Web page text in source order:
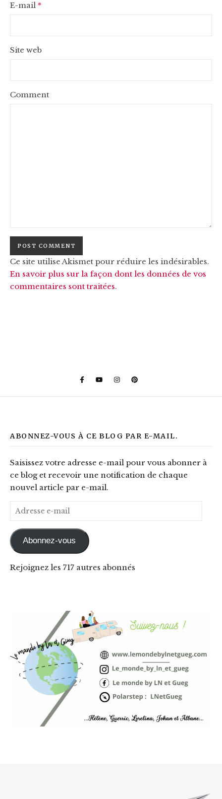
E-mail *
Site web
Comment
Ce site utilise Akismet pour réduire les indésirables.
En savoir plus sur la façon dont les données de vos
commentaires sont traitées.
ABONNEZ-VOUS À CE BLOG PAR E-MAIL.
Saisissez votre adresse e-mail pour vous abonner à
ce blog et recevoir une notification de chaque
nouvel article par e-mail.
Adresse e-mail
Abonnez-vous
Rejoignez les 717 autres abonnés